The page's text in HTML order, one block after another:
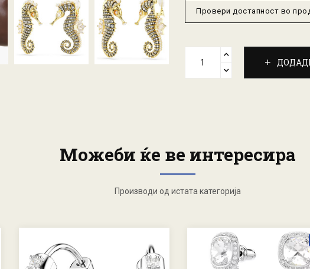
Провери достапност во
Можеби ќе ве интересира
Производи од истата категорија